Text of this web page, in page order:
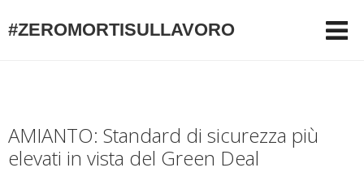
#ZEROMORTISULLAVORO
AMIANTO: Standard di sicurezza più
elevati in vista del Green Deal